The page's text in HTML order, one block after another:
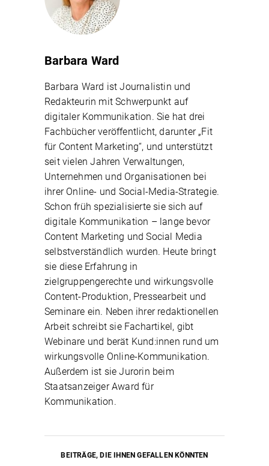
Barbara Ward
Barbara Ward ist Journalistin und
Redakteurin mit Schwerpunkt auf
digitaler Kommunikation. Sie hat drei
Fachbücher veröffentlicht, darunter „Fit
für Content Marketing“, und unterstützt
seit vielen Jahren Verwaltungen,
Unternehmen und Organisationen bei
ihrer Online- und Social-Media-Strategie.
Schon früh spezialisierte sie sich auf
digitale Kommunikation – lange bevor
Content Marketing und Social Media
selbstverständlich wurden. Heute bringt
sie diese Erfahrung in
zielgruppengerechte und wirkungsvolle
Content-Produktion, Pressearbeit und
Seminare ein. Neben ihrer redaktionellen
Arbeit schreibt sie Fachartikel, gibt
Webinare und berät Kund:innen rund um
wirkungsvolle Online-Kommunikation.
Außerdem ist sie Jurorin beim
Staatsanzeiger Award für
Kommunikation.
BEITRÄGE, DIE IHNEN GEFALLEN KÖNNTEN